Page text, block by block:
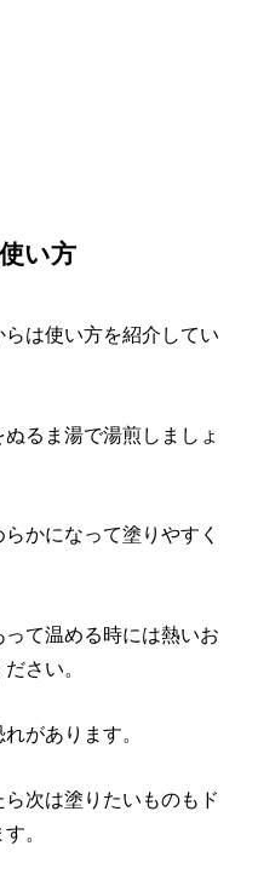
い方
は使い方を紹介してい
るま湯で湯煎しましょ
かになって塗りやすく
て温める時には熱いお
さい。
があります。
次は塗りたいものもド
。